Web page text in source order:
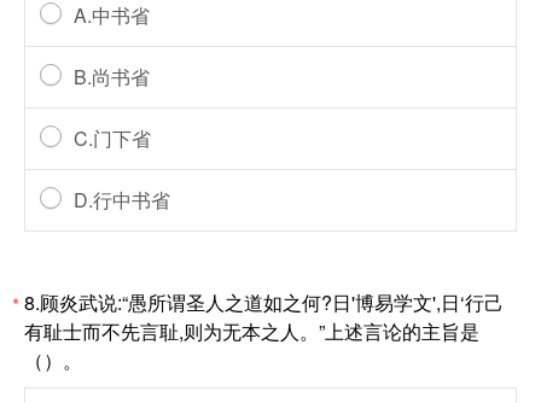
A.中书省
B.尚书省
C.门下省
D.行中书省
*8.顾炎武说:“愚所谓圣人之道如之何?日'博易学文',日‘行己
有耻士而不先言耻,则为无本之人。”上述言论的主旨是
（）。